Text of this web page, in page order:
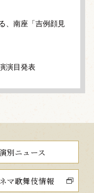
、南座「吉例顔見
演目発表
別ニュース
マ歌舞伎情報